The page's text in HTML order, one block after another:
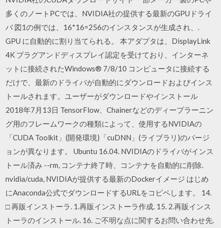
多くのノートPCでは、NVIDIA社の提供する最新のGPUドライ
バ 図1の例では、16*16=256のインスタンスが生成され、.
GPU に自動的に割り当てられる。 本アダプタは、DisplayLink
4K プラグアンドディスプレイ認定を受けており、インターネ
ットに接続されたWindows® 7/8/10 コンピュータに接続する
だけで、最新のドライバが自動的にダウンロードおよびインス
トールされます。ユーザーがダウンロードやインストール
2018年7月13日 TensorFlow、Chainerなどのディープラーニン
グ用のフレームワークの種類によって、使用するNVIDIAの
「CUDA Toolkit」(開発環境)「cuDNN」(ライブラリ)のバージ
ョンが異なります。 Ubuntu 16.04. NVIDIAのドライバがインス
トール済み --rm, コンテナ終了時、コンテナを自動的に削除.
nvidia/cuda, NVIDIAが提供する最新のDockerイメージ はじめ
にAnaconda公式でダウンロードするURLをコピペします。 14.
□ 再販インストーラ. 1.再販インストーラ作成. 15. 2.再販インス
トーラのインストール. 16. ご不明な点に関するお問い合わせ先.